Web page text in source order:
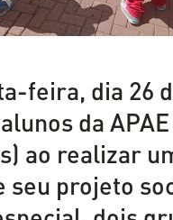
feira, dia 26
da
ao realizar
seu projeto